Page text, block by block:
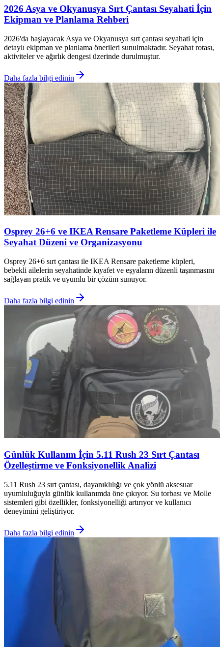
2026 Asya ve Okyanusya Sırt Çantası Seyahati İçin
Ekipman ve Planlama Rehberi
2026'da başlayacak Asya ve Okyanusya sırt çantası seyahati için
detaylı ekipman ve planlama önerileri sunulmaktadır. Seyahat rotası,
aktiviteler ve ağırlık dengesi üzerinde durulmuştur.
Daha fazla bilgi edinin
Osprey 26+6 ve IKEA Rensare Paketleme Küpleri ile
Seyahat Düzeni ve Organizasyonu
Osprey 26+6 sırt çantası ile IKEA Rensare paketleme küpleri,
bebekli ailelerin seyahatinde kıyafet ve eşyaların düzenli taşınmasını
sağlayan pratik ve uyumlu bir çözüm sunuyor.
Daha fazla bilgi edinin
Günlük Kullanım İçin 5.11 Rush 23 Sırt Çantası
Özelleştirme ve Fonksiyonellik Analizi
5.11 Rush 23 sırt çantası, dayanıklılığı ve çok yönlü aksesuar
uyumluluğuyla günlük kullanımda öne çıkıyor. Su torbası ve Molle
sistemleri gibi özellikler, fonksiyonelliği artırıyor ve kullanıcı
deneyimini geliştiriyor.
Daha fazla bilgi edinin